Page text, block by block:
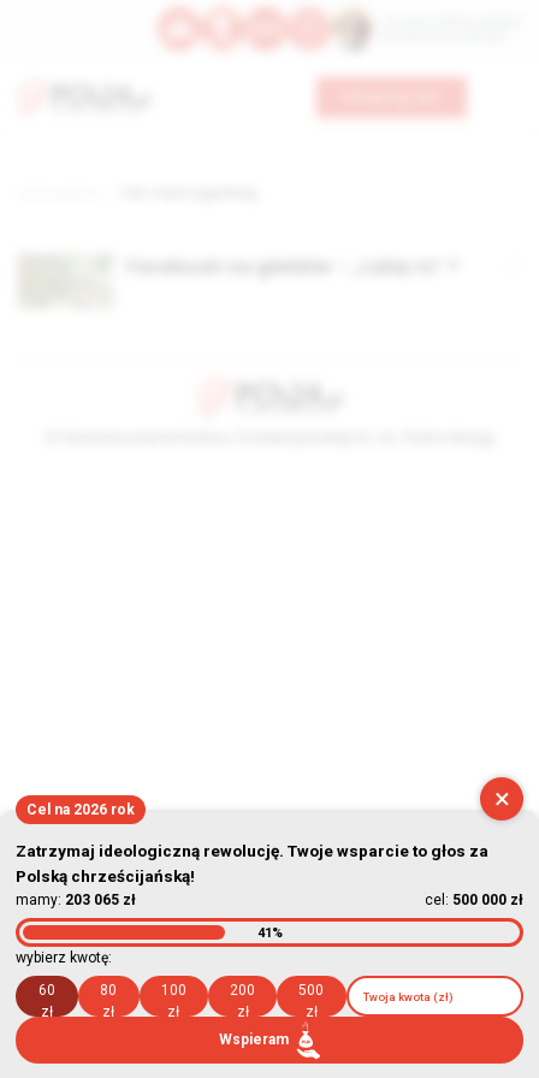
×
Cel na 2026 rok
Zatrzymaj ideologiczną rewolucję. Twoje wsparcie to głos za
Polską chrześcijańską!
mamy: 203 065 zł cel: 500 000 zł
41%
wybierz kwotę:
60
zł
80
zł
100
zł
200
zł
500
zł
Wspieram